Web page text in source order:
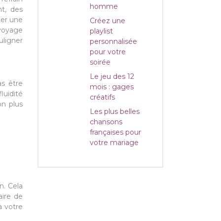
des
une
être
plus
Cela
de
votre
homme
Créez une
playlist
personnalisée
pour votre
soirée
Le jeu des 12
mois : gages
créatifs
Les plus belles
chansons
françaises pour
votre mariage